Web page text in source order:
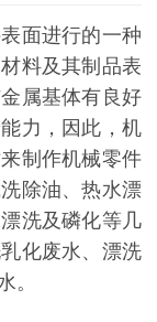
面进行的一种
料及其制品表
属基体有良好
力，因此，机
制作机械零件
除油、热水漂
洗及磷化等几
化废水、漂洗
。